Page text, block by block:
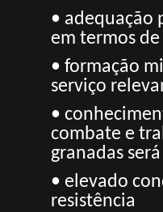
• adequação
em termos
• formação
serviço
•
combate e
granadas
• elevado
resistência